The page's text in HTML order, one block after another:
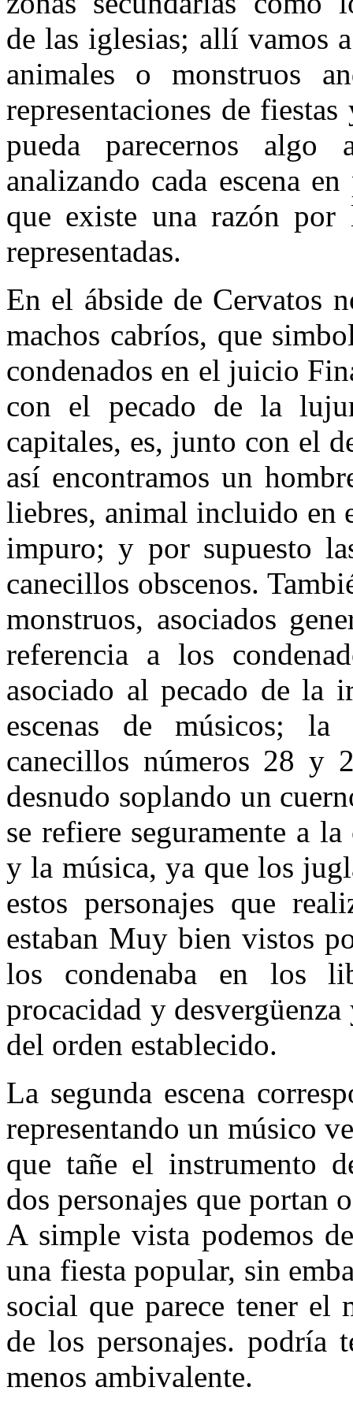
de las iglesias; allí vamos
animales o monstruos
representaciones de
pueda parecernos
analizando cada escena
que existe una razón por
representadas.
En el ábside de Cervatos
machos cabríos, que
condenados en el juicio
con el pecado de la
capitales, es, junto con el
así encontramos un
liebres, animal incluido
impuro; y por supuesto
canecillos obscenos.
monstruos, asociados
referencia a los
asociado al pecado de la
escenas de músicos; la
canecillos números 28 y
desnudo soplando un
se refiere seguramente a
y la música, ya que los
estos personajes que
estaban Muy bien vistos
los condenaba en los
procacidad y
del orden establecido.
La segunda escena
representando un músico
que tañe el instrumento
dos personajes que portan
A simple vista podemos
una fiesta popular, sin
social que parece tener el
de los personajes.
menos ambivalente.